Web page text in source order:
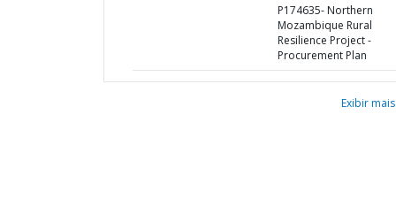
P174635- Northern
Mozambique Rural
Resilience Project -
Procurement Plan
Exibir mais